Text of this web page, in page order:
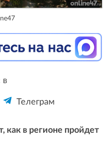
в
Телеграм
как в регионе пройдет